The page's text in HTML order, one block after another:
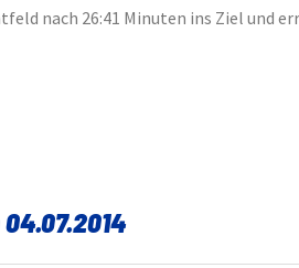
nach 26:41 Minuten ins Ziel und